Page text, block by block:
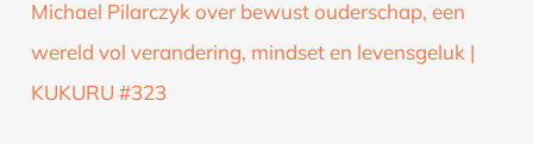
Michael Pilarczyk over bewust ouderschap, een
wereld vol verandering, mindset en levensgeluk |
KUKURU #323